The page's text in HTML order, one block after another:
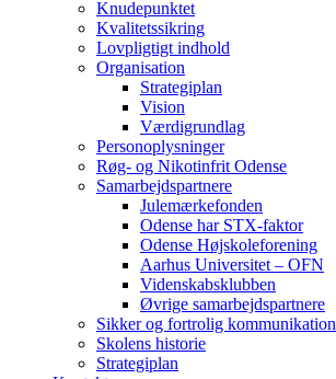
Knudepunktet
Kvalitetssikring
Lovpligtigt indhold
Organisation
Strategiplan
Vision
Værdigrundlag
Personoplysninger
Røg- og Nikotinfrit Odense
Samarbejdspartnere
Julemærkefonden
Odense har STX-faktor
Odense Højskoleforening
Aarhus Universitet – OFN
Videnskabsklubben
Øvrige samarbejdspartnere
Sikker og fortrolig kommunikation
Skolens historie
Strategiplan